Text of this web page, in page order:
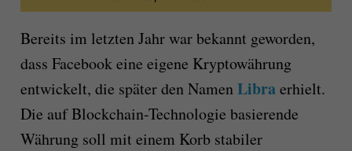
Bereits im letzten Jahr war bekannt geworden,
dass Facebook eine eigene Kryptowährung
entwickelt, die später den NamenLibraerhielt.
Die auf Blockchain-Technologie basierende
Währung soll mit einem Korb stabiler